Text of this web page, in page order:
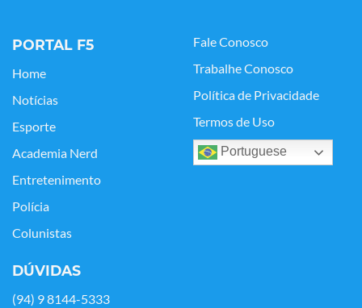
PORTAL F5
Home
Notícias
Esporte
Academia Nerd
Entretenimento
Polícia
Colunistas
Fale Conosco
Trabalhe Conosco
Política de Privacidade
Termos de Uso
Portuguese
DÚVIDAS
(94) 9 8144-5333